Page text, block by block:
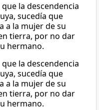
la descendencia
sucedía que
a la mujer de su
tierra, por no dar
hermano.
la descendencia
sucedía que
a la mujer de su
tierra, por no dar
hermano.